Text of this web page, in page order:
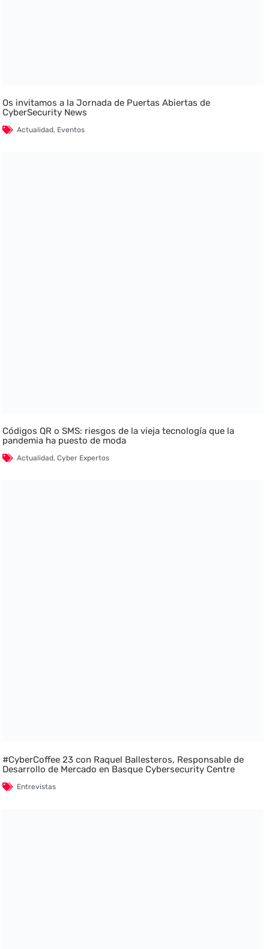
Os invitamos a la Jornada de Puertas Abiertas de
CyberSecurity News
Actualidad, Eventos
Códigos QR o SMS: riesgos de la vieja tecnología que la
pandemia ha puesto de moda
Actualidad,Cyber Expertos
#CyberCoffee 23 con Raquel Ballesteros, Responsable de
Desarrollo de Mercado en Basque Cybersecurity Centre
Entrevistas